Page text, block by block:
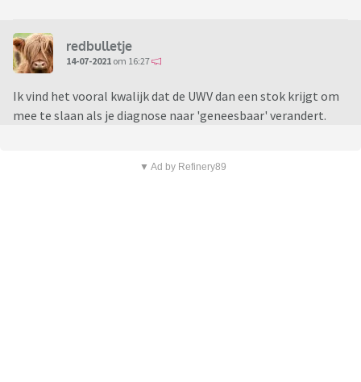
redbulletje
14-07-2021 om 16:27
Ik vind het vooral kwalijk dat de UWV dan een stok krijgt om
mee te slaan als je diagnose naar 'geneesbaar' verandert.
▼ Ad by Refinery89